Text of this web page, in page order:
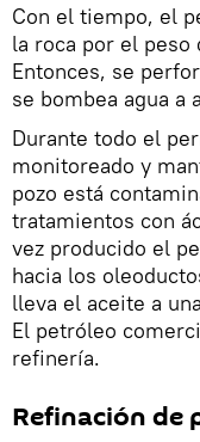
Con el tiempo, el
la roca por el peso
Entonces, se
se bombea agua a
Durante todo el
monitoreado y
pozo está
tratamientos con
vez producido el
hacia los
lleva el aceite a
El petróleo
refinería.
Refinación de